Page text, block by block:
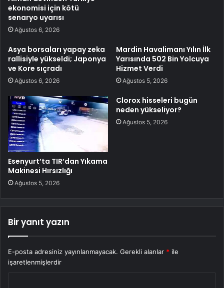
ekonomisi için kötü
senaryo uyarısı
Ağustos 6, 2026
Asya borsaları yapay zeka
rallisiyle yükseldi; Japonya
ve Kore sıçradı
Ağustos 6, 2026
Mardin Havalimanı Yılın İlk
Yarısında 502 Bin Yolcuya
Hizmet Verdi
Ağustos 5, 2026
Esenyurt’ta TIR’dan Yıkama
Makinesi Hırsızlığı
Ağustos 5, 2026
Clorox hisseleri bugün
neden yükseliyor?
Ağustos 5, 2026
Bir yanıt yazın
E-posta adresiniz yayınlanmayacak. Gerekli alanlar * ile
işaretlenmişlerdir